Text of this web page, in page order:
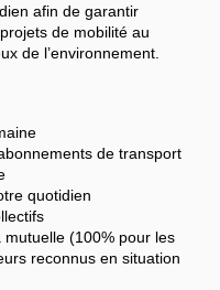
afin de garantir
de mobilité au
de l’environnement.
de transport
quotidien
(100% pour les
reconnus en situation